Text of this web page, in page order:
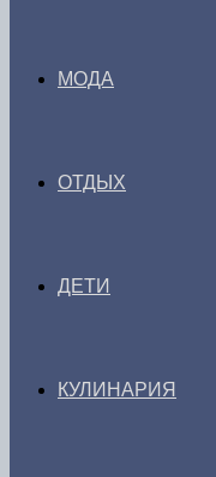
МОДА
ОТДЫХ
ДЕТИ
КУЛИНАРИЯ